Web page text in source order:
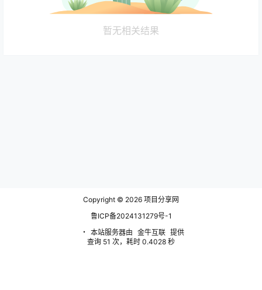
暂无相关结果
Copyright © 2026 项目分享网
鲁ICP备2024131279号-1
・ 本站服务器由 金牛互联 提供
查询 51 次，耗时 0.4028 秒